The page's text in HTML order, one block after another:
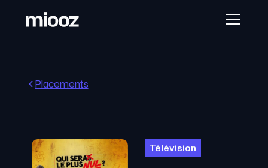
Placements
Télévision